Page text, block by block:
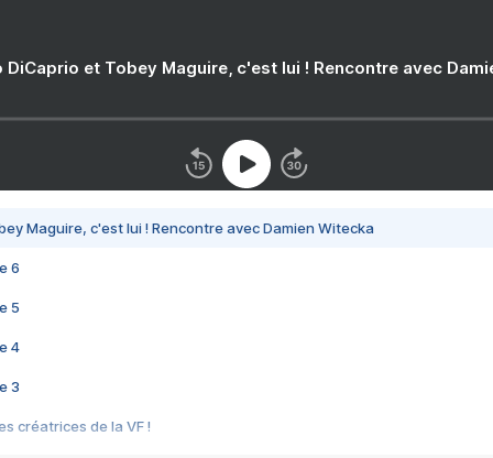
DiCaprio et Tobey Maguire, c'est lui ! Rencontre avec
Maguire, c'est lui ! Rencontre avec Damien Witecka
6
5
4
3
créatrices de la VF !